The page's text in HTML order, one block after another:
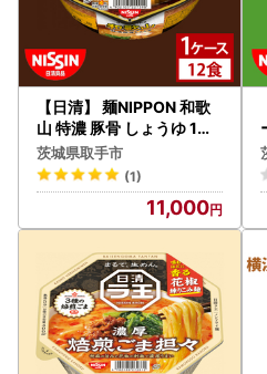
【日清】 麺NIPPON 和歌
山 特濃 豚骨 しょうゆ 1ケ
ース （12食）｜日清 カッ
プ麺 インスタント 保存 茨
城県 取手市（AD014）
茨城県取手市
(1)
11,000